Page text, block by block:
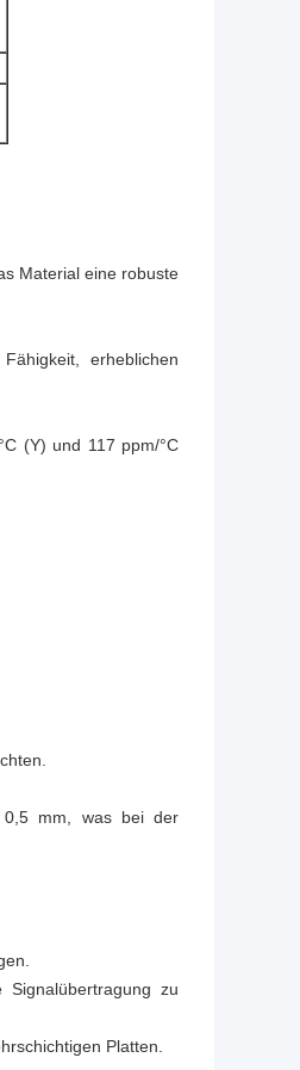
Material eine robuste
erheblichen
(Y) und 117 ppm/°C
0,5 mm, was bei der
zu
Platten.